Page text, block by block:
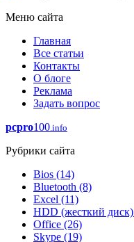
Меню сайта
Главная
Все статьи
Контакты
О блоге
Реклама
Задать вопрос
pcpro100.info
Рубрики сайта
Bios (14)
Bluetooth (8)
Excel (11)
HDD (жесткий диск)
Office (26)
Skype (19)